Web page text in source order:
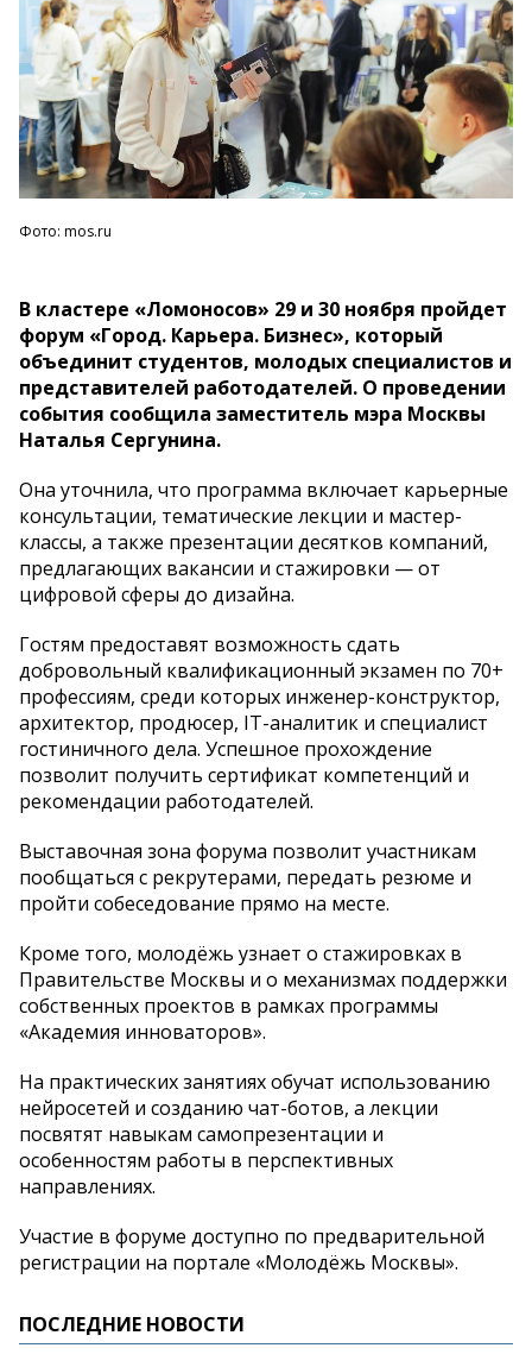
Фото: mos.ru
В кластере «Ломоносов» 29 и 30 ноября пройдет
форум «Город. Карьера. Бизнес», который
объединит студентов, молодых специалистов и
представителей работодателей. О проведении
события сообщила заместитель мэра Москвы
Наталья Сергунина.
Она уточнила, что программа включает карьерные
консультации, тематические лекции и мастер-
классы, а также презентации десятков компаний,
предлагающих вакансии и стажировки — от
цифровой сферы до дизайна.
Гостям предоставят возможность сдать
добровольный квалификационный экзамен по 70+
профессиям, среди которых инженер-конструктор,
архитектор, продюсер, IT-аналитик и специалист
гостиничного дела. Успешное прохождение
позволит получить сертификат компетенций и
рекомендации работодателей.
Выставочная зона форума позволит участникам
пообщаться с рекрутерами, передать резюме и
пройти собеседование прямо на месте.
Кроме того, молодёжь узнает о стажировках в
Правительстве Москвы и о механизмах поддержки
собственных проектов в рамках программы
«Академия инноваторов».
На практических занятиях обучат использованию
нейросетей и созданию чат-ботов, а лекции
посвятят навыкам самопрезентации и
особенностям работы в перспективных
направлениях.
Участие в форуме доступно по предварительной
регистрации на портале «Молодёжь Москвы».
ПОСЛЕДНИЕ НОВОСТИ